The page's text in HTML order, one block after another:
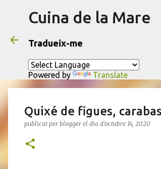
Cuina de la Mare
Tradueix-me
Powered by Translate
Quixé de figues,
publicat per blogger el dia d’octubre 14, 2020